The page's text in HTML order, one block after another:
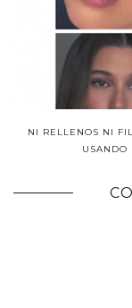
NI RELLENOS NI
USANDO